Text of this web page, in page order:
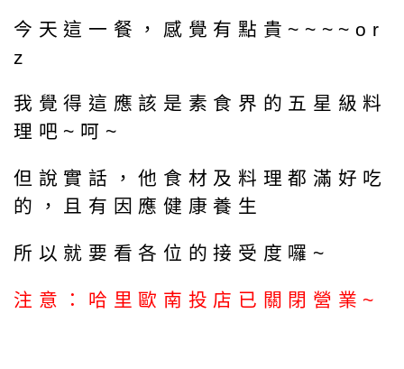
今天這一餐，感覺有點貴~~~~or
z
我覺得這應該是素食界的五星級料
理吧~呵~
但說實話，他食材及料理都滿好吃
的，且有因應健康養生
所以就要看各位的接受度囉~
注意：哈里歐南投店已關閉營業~